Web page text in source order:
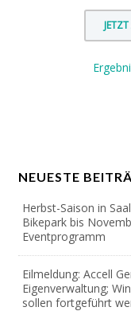
NEUESTE
Herbst-Saison in
Bikepark bis
Eventprogramm
Eilmeldung: Accell
Eigenverwaltung;
sollen fortgeführt